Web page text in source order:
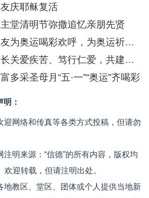
庆耶稣复活
堂清明节弥撒追忆亲朋先贤
四川南充：教友为奥运喝彩欢呼，为奥运祈福！
四川：眉山神长关爱疾苦、笃行仁爱，共建和谐
多采圣母月“五·一”“奥运”齐喝彩
：
迎网络和传真等各类方式投稿，但请勿
注明来源：“信德”的所有内容，版权均
欢迎转载，但请注明出处。
地教区、堂区、团体或个人提供当地新